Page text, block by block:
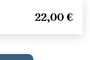
22,00 €